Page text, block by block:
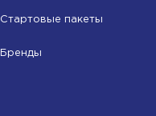
Стартовые пакеты
Бренды